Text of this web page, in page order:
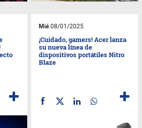
Mié08/01/2025
¡Cuidado, gamers! Acer lanza
su nueva línea de
dispositivos portátiles Nitro
Blaze